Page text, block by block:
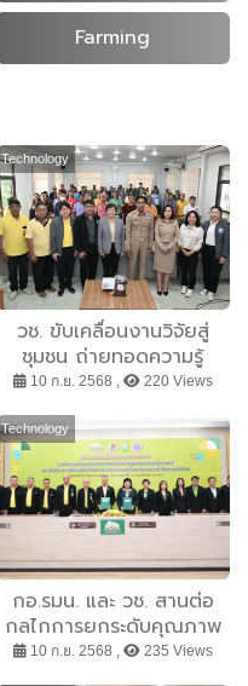
Farming
Technology
วช. ขับเคลื่อนงานวิจัยสู่
ชุมชน ถ่ายทอดความรู้
“นวัตกรรมเครื่องผลิตปุ๋ย
ส่วนตำบลภูหลวง
อ.ปักธงชัย จ.นครราชสีมา
10 ก.ย. 2568 , 220 Views
Technology
กอ.รมน. และ วช. สานต่อ
กลไกการยกระดับคุณภาพ
ชีวิตและรายได้ภาคประชาชน
10 ก.ย. 2568 , 235 Views